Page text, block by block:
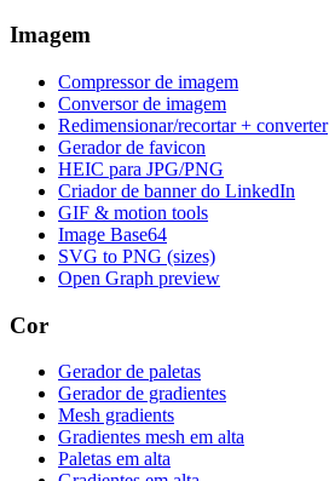
Imagem
Compressor de imagem
Conversor de imagem
Redimensionar/recortar + converter
Gerador de favicon
HEIC para JPG/PNG
Criador de banner do LinkedIn
GIF & motion tools
Image Base64
SVG to PNG (sizes)
Open Graph preview
Cor
Gerador de paletas
Gerador de gradientes
Mesh gradients
Gradientes mesh em alta
Paletas em alta